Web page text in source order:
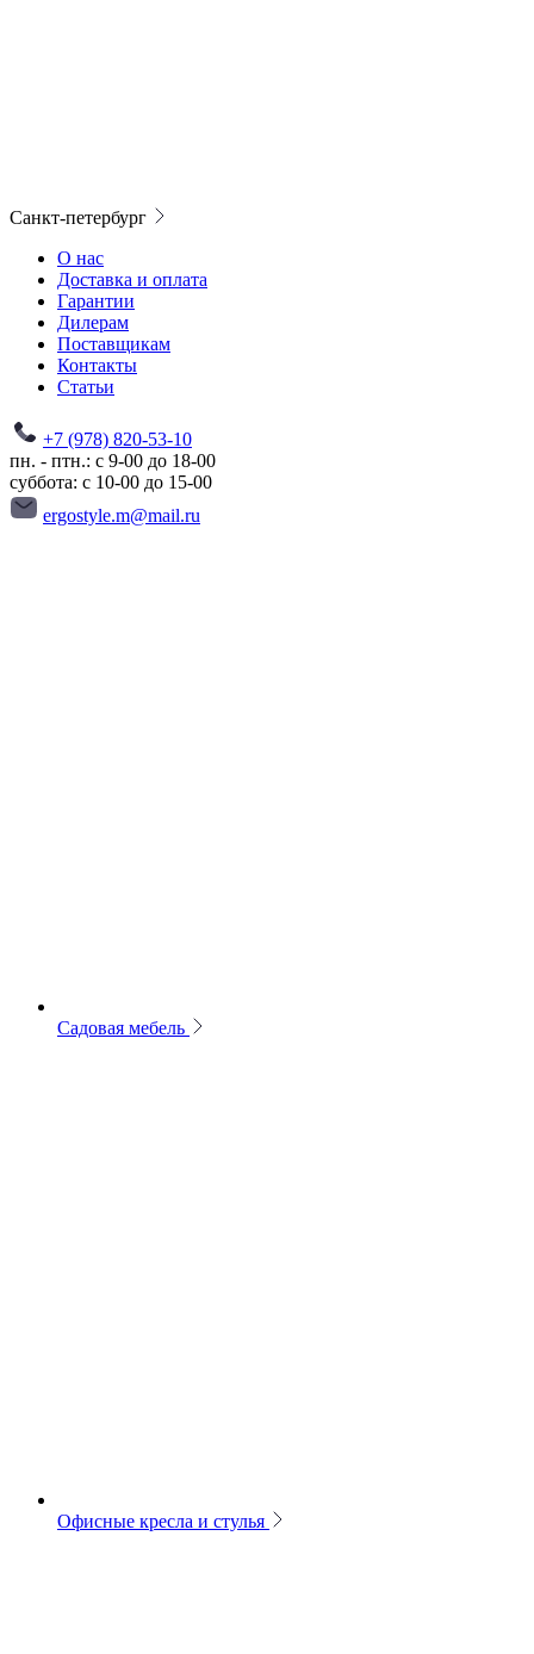
Санкт-петербург
О нас
Доставка и оплата
Гарантии
Дилерам
Поставщикам
Контакты
Статьи
+7 (978) 820-53-10
пн. - птн.: с 9-00 до 18-00
суббота: с 10-00 до 15-00
ergostyle.m@mail.ru
Садовая мебель
Офисные кресла и стулья